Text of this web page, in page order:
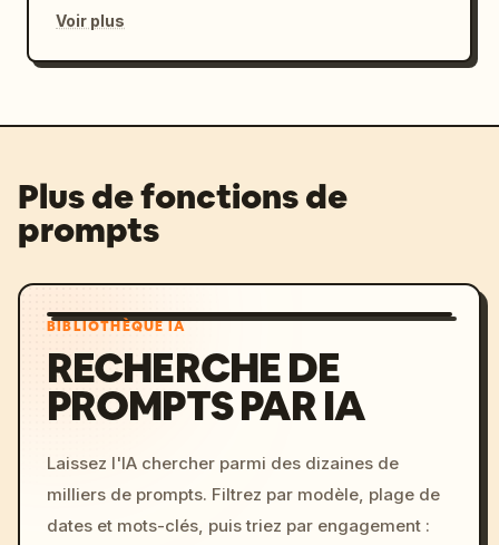
Voir plus
Plus de fonctions de
prompts
BIBLIOTHÈQUE IA
RECHERCHE DE
PROMPTS PAR IA
Laissez l'IA chercher parmi des dizaines de
milliers de prompts. Filtrez par modèle, plage de
dates et mots-clés, puis triez par engagement :